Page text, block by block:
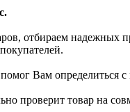
отбираем надежных
Вам определиться
проверит товар на